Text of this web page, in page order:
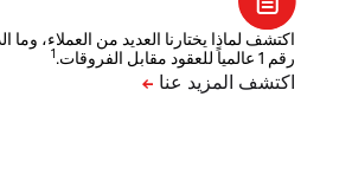
اكتشف لماذا يختارنا العديد من العملاء، وما
رقم 1 عالمياً للعقود مقابل الفروقات.
1